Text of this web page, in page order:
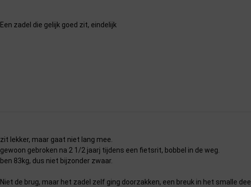
Een zadel die gelijk goed zit, eindelijk
zit lekker, maar gaat niet lang mee.
gewoon gebroken na 2 1/2 jaarj tijdens een fietsrit, bobbel in de weg.
ben 83kg, dus niet bijzonder zwaar.
Niet de brug, maar het zadel zelf ging doorzakken, een breuk in het smalle deel.